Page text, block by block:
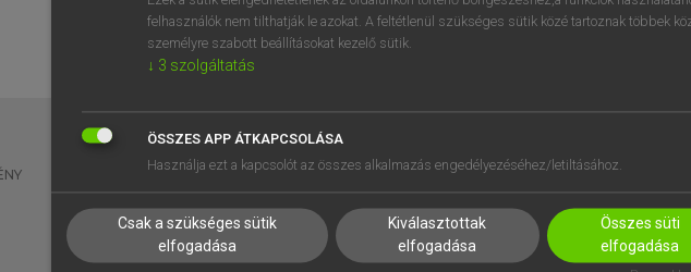
EGYÉNI FELHASZNÁLÓKNAK
TANULÓKNAK
VÁLLALATI MEGOLDÁSOK
SÚGÓ
RÓLUNK
SÜTI BEÁLLÍTÁSOK
felhasználók nem tilthatják le azokat. A feltétlenül szükséges sütik közé tartoznak többek
személyre szabott beállításokat kezelő sütik.
↓ 3 szolgáltatás
ÖSSZES APP ÁTKAPCSOLÁSA
Használja ezt a kapcsolót az összes alkalmazás engedélyezéséhez/letiltásához.
Csak a szükséges sütik
elfogadása
Kiválasztottak
elfogadása
Összes süti
elfogadása